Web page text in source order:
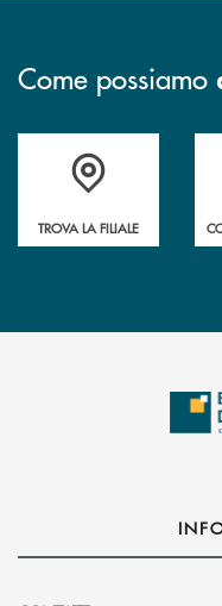
Come possiamo
Accedi all' elenco
TROVA LA FILIALE